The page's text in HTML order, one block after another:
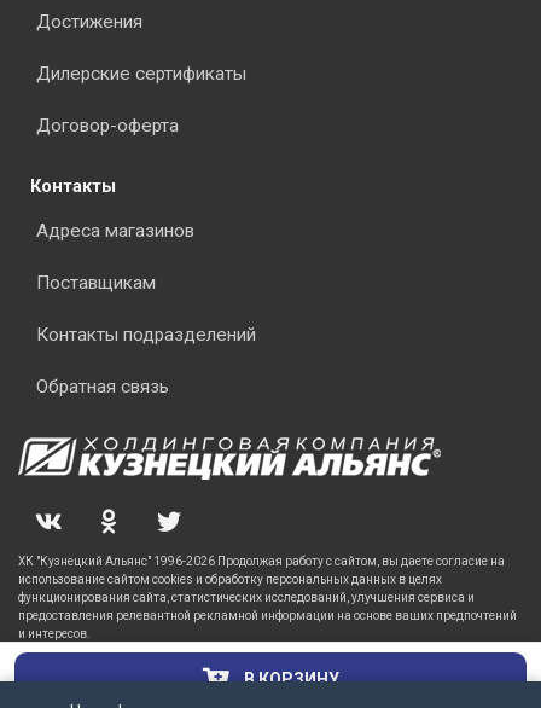
В КОРЗИНУ
Достижения
Дилерские сертификаты
Договор-оферта
Контакты
Адреса магазинов
Поставщикам
Контакты подразделений
Обратная связь
ХК "Кузнецкий Альянс" 1996-2026 Продолжая работу с сайтом, вы даете согласие на
использование сайтом cookies и обработку персональных данных в целях
функционирования сайта, статистических исследований, улучшения сервиса и
предоставления релевантной рекламной информации на основе ваших предпочтений
и интересов.